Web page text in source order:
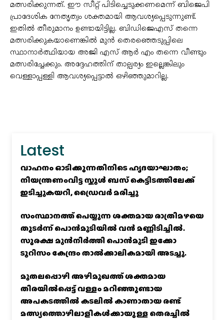
മത്സരിക്കുന്നത്. ഈ സീറ്റ് പിടിച്ചെടുക്കണമെന്ന് ബിജെപി
പ്രാദേശിക നേതൃത്വം ശക്തമായി ആവശ്യപ്പെടുന്നുണ്ട്.
ഇതിൽ തീരുമാനം ഉണ്ടായിട്ടില്ല. ബിഡിജെഎസ് തന്നെ
മത്സരിക്കുകയാണെങ്കിൽ മുൻ തെരഞ്ഞെടുപ്പിലെ
സ്ഥാനാർത്ഥിയായ അജി എസ് ആർ എം തന്നെ വീണ്ടും
മത്സരിച്ചേക്കും. അദ്ദേഹത്തിന് താല്പര്യം ഇല്ലെങ്കിലും
വെള്ളാപ്പള്ളി ആവശ്യപ്പെട്ടാൽ ഒഴിഞ്ഞുമാറില്ല.
Latest
വാഹനം ഓടിക്കുന്നതിനിടെ ഹൃദയാഘാതം;
നിയന്ത്രണംവിട്ട സ്കൂൾ ബസ് കെട്ടിടത്തിലേക്ക്
ഇടിച്ചുകയറി, ഡ്രൈവർ മരിച്ചു
സംസ്ഥാനത്ത് പെയ്യുന്ന ശക്തമായ രാത്രിമഴയെ
തുടർന്ന് പൊൻമുടിയില്‍ വൻ മണ്ണിടിച്ചില്‍.
സുരക്ഷ മുൻനിർത്തി പൊൻമുടി ഇക്കോ
ടൂറിസം കേന്ദ്രം താല്‍ക്കാലികമായി അടച്ചു.
മുതലപ്പൊഴി അഴിമുഖത്ത് ശക്തമായ
തിരയിൽപ്പെട്ട് വള്ളം മറിഞ്ഞുണ്ടായ
അപകടത്തിൽ കടലിൽ കാണാതായ രണ്ട്
മത്സ്യത്തൊഴിലാളികൾക്കായുള്ള തെരച്ചിൽ